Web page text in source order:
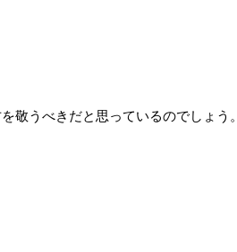
敬うべきだと思っているのでしょう。